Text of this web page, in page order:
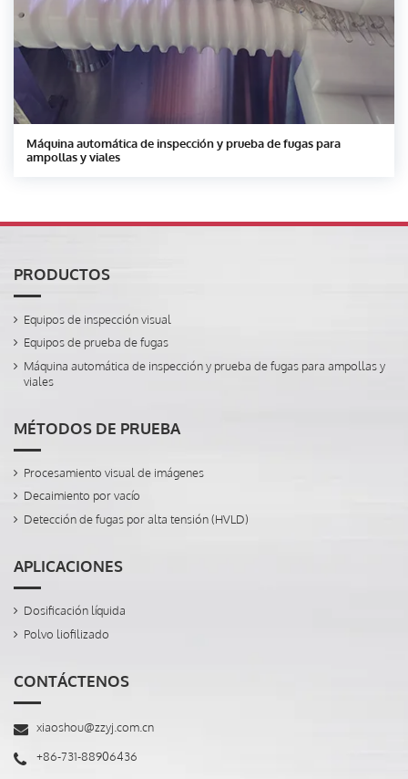
Máquina automática de inspección y prueba de fugas para
ampollas y viales
PRODUCTOS
Equipos de inspección visual
Equipos de prueba de fugas
Máquina automática de inspección y prueba de fugas para ampollas y
viales
MÉTODOS DE PRUEBA
Procesamiento visual de imágenes
Decaimiento por vacío
Detección de fugas por alta tensión (HVLD)
APLICACIONES
Dosificación líquida
Polvo liofilizado
CONTÁCTENOS
xiaoshou@zzyj.com.cn
+86-731-88906436